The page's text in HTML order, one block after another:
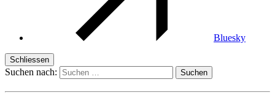
Bluesky
Schliessen
Suchen nach: